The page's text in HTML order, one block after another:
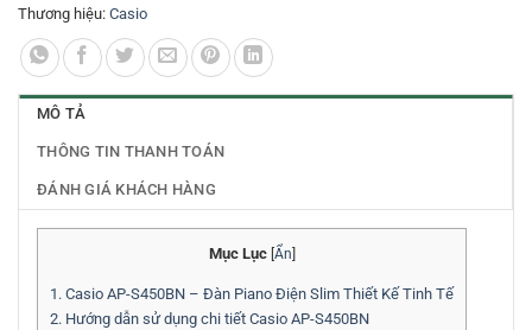
Thương hiệu: Casio
MÔ TẢ
THÔNG TIN THANH TOÁN
ĐÁNH GIÁ KHÁCH HÀNG
Mục Lục [Ẩn]
1. Casio AP-S450BN – Đàn Piano Điện Slim Thiết Kế Tinh Tế
2. Hướng dẫn sử dụng chi tiết Casio AP-S450BN